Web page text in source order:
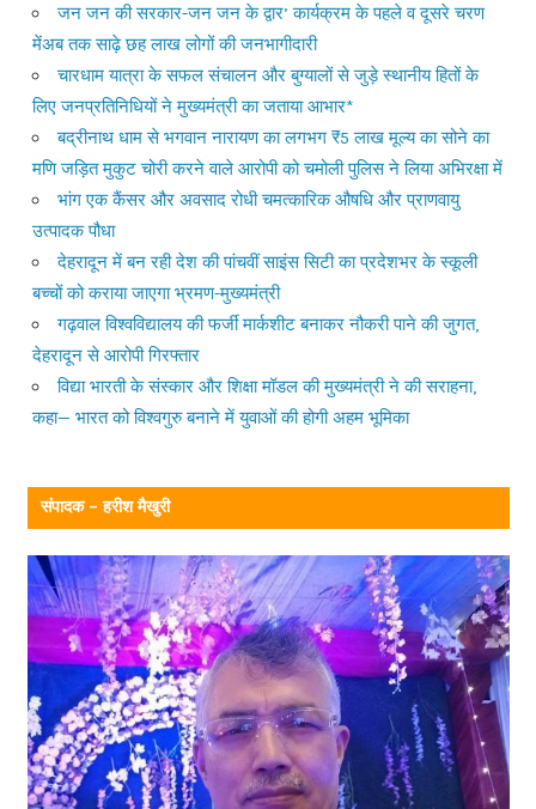
जन जन की सरकार-जन जन के द्वार’ कार्यक्रम के पहले व दूसरे चरण
मेंअब तक साढ़े छह लाख लोगों की जनभागीदारी
चारधाम यात्रा के सफल संचालन और बुग्यालों से जुड़े स्थानीय हितों के
लिए जनप्रतिनिधियों ने मुख्यमंत्री का जताया आभार*
बद्रीनाथ धाम से भगवान नारायण का लगभग ₹5 लाख मूल्य का सोने का
मणि जड़ित मुकुट चोरी करने वाले आरोपी को चमोली पुलिस ने लिया अभिरक्षा में
भांग एक कैंसर और अवसाद रोधी चमत्कारिक औषधि और प्राणवायु
उत्पादक पौधा
देहरादून में बन रही देश की पांचवीं साइंस सिटी का प्रदेशभर के स्कूली
बच्चों को कराया जाएगा भ्रमण-मुख्यमंत्री
गढ़वाल विश्वविद्यालय की फर्जी मार्कशीट बनाकर नौकरी पाने की जुगत,
देहरादून से आरोपी गिरफ्तार
विद्या भारती के संस्कार और शिक्षा मॉडल की मुख्यमंत्री ने की सराहना,
कहा— भारत को विश्वगुरु बनाने में युवाओं की होगी अहम भूमिका
संपादक – हरीश मैखुरी